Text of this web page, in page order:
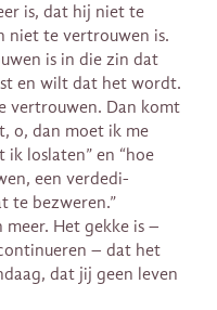
is, dat hij niet te
niet te vertrouwen is.
is in die zin dat
en wilt dat het wordt.
vertrouwen. Dan komt
o, dan moet ik me
ik loslaten” en “hoe
een verdedi-
te bezweren.”
Het gekke is –
– dat het
dat jij geen leven